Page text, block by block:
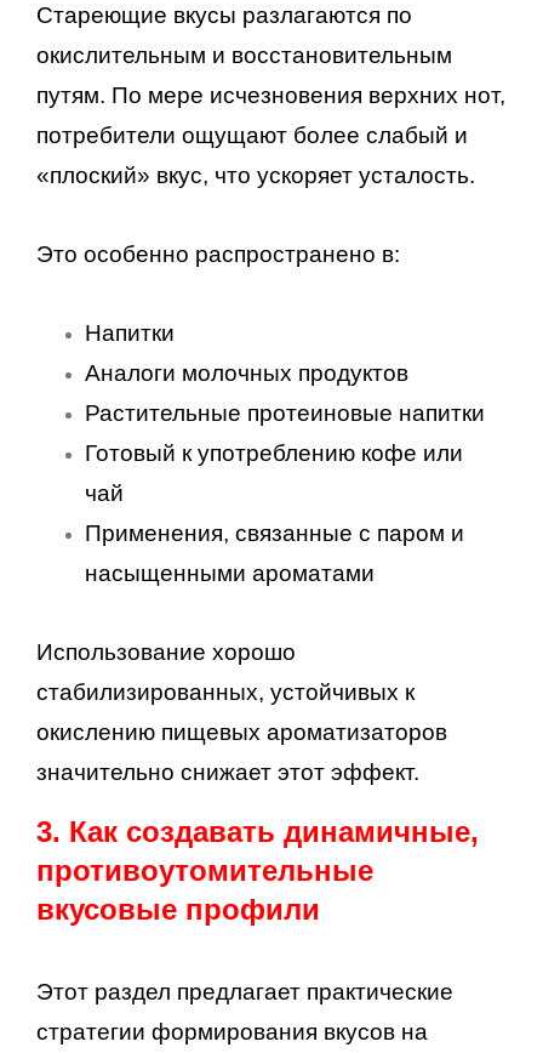
Стареющие вкусы разлагаются по
окислительным и восстановительным
путям. По мере исчезновения верхних нот,
потребители ощущают более слабый и
«плоский» вкус, что ускоряет усталость.
Это особенно распространено в:
Напитки
Аналоги молочных продуктов
Растительные протеиновые напитки
Готовый к употреблению кофе или
чай
Применения, связанные с паром и
насыщенными ароматами
Использование хорошо
стабилизированных, устойчивых к
окислению пищевых ароматизаторов
значительно снижает этот эффект.
3. Как создавать динамичные,
противоутомительные
вкусовые профили
Этот раздел предлагает практические
стратегии формирования вкусов на